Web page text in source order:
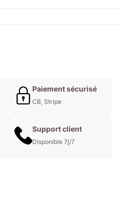
Paiement sécurisé
CB, Stripe
Support client
Disponible 7j/7